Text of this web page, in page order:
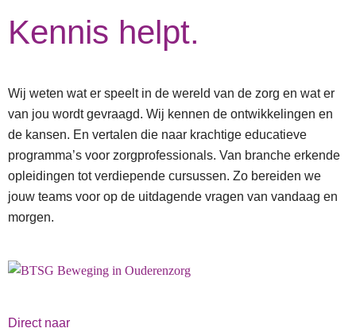
Kennis helpt.
Wij weten wat er speelt in de wereld van de zorg en wat er
van jou wordt gevraagd. Wij kennen de ontwikkelingen en
de kansen. En vertalen die naar krachtige educatieve
programma’s voor zorgprofessionals. Van branche erkende
opleidingen tot verdiepende cursussen. Zo bereiden we
jouw teams voor op de uitdagende vragen van vandaag en
morgen.
Direct naar